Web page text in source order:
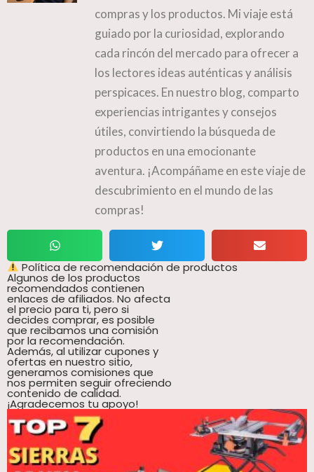
compras y los productos. Mi viaje está
guiado por la curiosidad, explorando
cada rincón del mercado para ofrecer a
los lectores ideas auténticas y análisis
perspicaces. En nuestro blog, comparto
experiencias intrigantes y consejos
útiles, convirtiendo la búsqueda de
productos en una emocionante
aventura. ¡Acompáñame en este viaje de
descubrimiento en el mundo de las
compras!
Política de recomendación de productos
Algunos de los productos
recomendados contienen
enlaces de afiliados. No afecta
el precio para ti, pero si
decides comprar, es posible
que recibamos una comisión
por la recomendación.
Además, al utilizar cupones y
ofertas en nuestro sitio,
generamos comisiones que
nos permiten seguir ofreciendo
contenido de calidad.
¡Agradecemos tu apoyo!